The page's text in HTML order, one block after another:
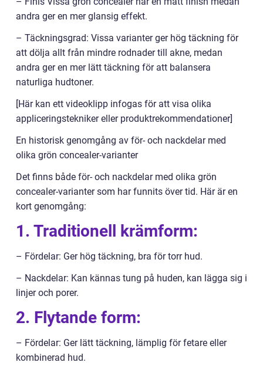
andra ger en mer glansig effekt.
– Täckningsgrad: Vissa varianter ger hög täckning för
att dölja allt från mindre rodnader till akne, medan
andra ger en mer lätt täckning för att balansera
naturliga hudtoner.
[Här kan ett videoklipp infogas för att visa olika
appliceringstekniker eller produktrekommendationer]
En historisk genomgång av för- och nackdelar med
olika grön concealer-varianter
Det finns både för- och nackdelar med olika grön
concealer-varianter som har funnits över tid. Här är en
kort genomgång:
1. Traditionell krämform:
– Fördelar: Ger hög täckning, bra för torr hud.
– Nackdelar: Kan kännas tung på huden, kan lägga sig i
linjer och porer.
2. Flytande form:
– Fördelar: Ger lätt täckning, lämplig för fetare eller
kombinerad hud.